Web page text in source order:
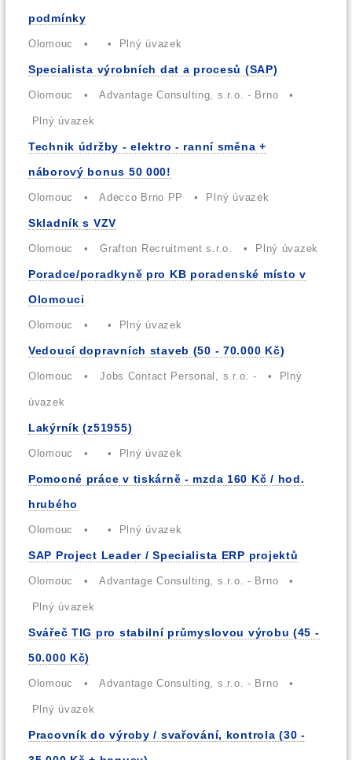
podmínky
Olomouc • • Plný úvazek
Specialista výrobních dat a procesů (SAP)
Olomouc • Advantage Consulting, s.r.o. - Brno •
Plný úvazek
Technik údržby - elektro - ranní směna +
náborový bonus 50 000!
Olomouc • Adecco Brno PP • Plný úvazek
Skladník s VZV
Olomouc • Grafton Recruitment s.r.o. • Plný úvazek
Poradce/poradkyně pro KB poradenské místo v
Olomouci
Olomouc • • Plný úvazek
Vedoucí dopravních staveb (50 - 70.000 Kč)
Olomouc • Jobs Contact Personal, s.r.o. - • Plný
úvazek
Lakýrník (z51955)
Olomouc • • Plný úvazek
Pomocné práce v tiskárně - mzda 160 Kč / hod.
hrubého
Olomouc • • Plný úvazek
SAP Project Leader / Specialista ERP projektů
Olomouc • Advantage Consulting, s.r.o. - Brno •
Plný úvazek
Svářeč TIG pro stabilní průmyslovou výrobu (45 -
50.000 Kč)
Olomouc • Advantage Consulting, s.r.o. - Brno •
Plný úvazek
Pracovník do výroby / svařování, kontrola (30 -